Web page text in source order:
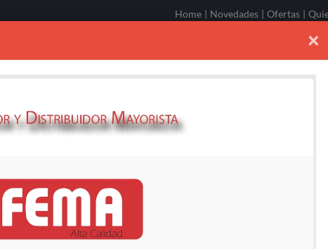
Home | Novedades | Ofertas |
MECHA MOTOHOYADORA FEMA
TIPO A
69379030
×